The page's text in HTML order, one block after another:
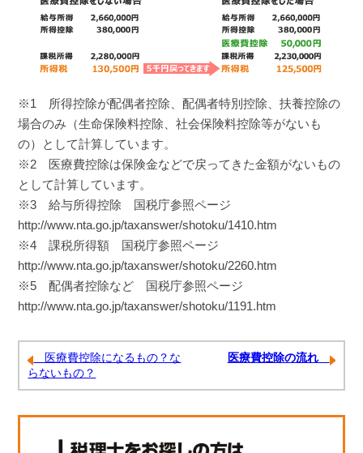
※1 所得控除が配偶者控除、配偶者特別控除、扶養控除の
場合のみ（生命保険料控除、社会保険料控除等がないも
の）として計算しています。
※2 医療費控除は保険金などで戻ってきた金額がないもの
として計算しています。
※3 給与所得控除 国税庁参照ページ
http://www.nta.go.jp/taxanswer/shotoku/1410.htm
※4 課税所得額 国税庁参照ページ
http://www.nta.go.jp/taxanswer/shotoku/2260.htm
※5 配偶者控除など 国税庁参照ページ
http://www.nta.go.jp/taxanswer/shotoku/1191.htm
医療費控除になるもの？な
らないもの？
医療費控除の流れ